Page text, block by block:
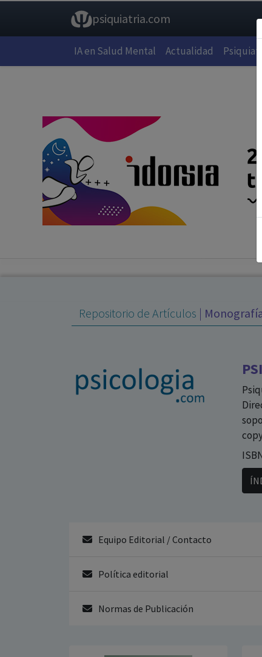
psiquiatria.com
IA en Salud Mental Actualidad
Repositorio de Artículos |
Equipo Editorial / Contacto
Política editorial
Normas de Publicación